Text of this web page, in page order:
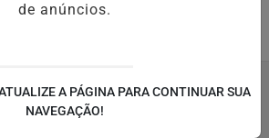
de anúncios.
A PÁGINA PARA CONTINUAR SUA
NAVEGAÇÃO!